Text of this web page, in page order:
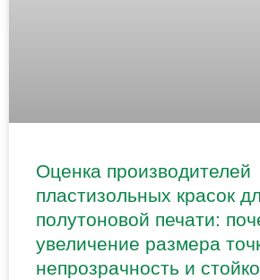
Оценка производителей
пластизольных красок
полутоновой печати:
увеличение размера
непрозрачность и